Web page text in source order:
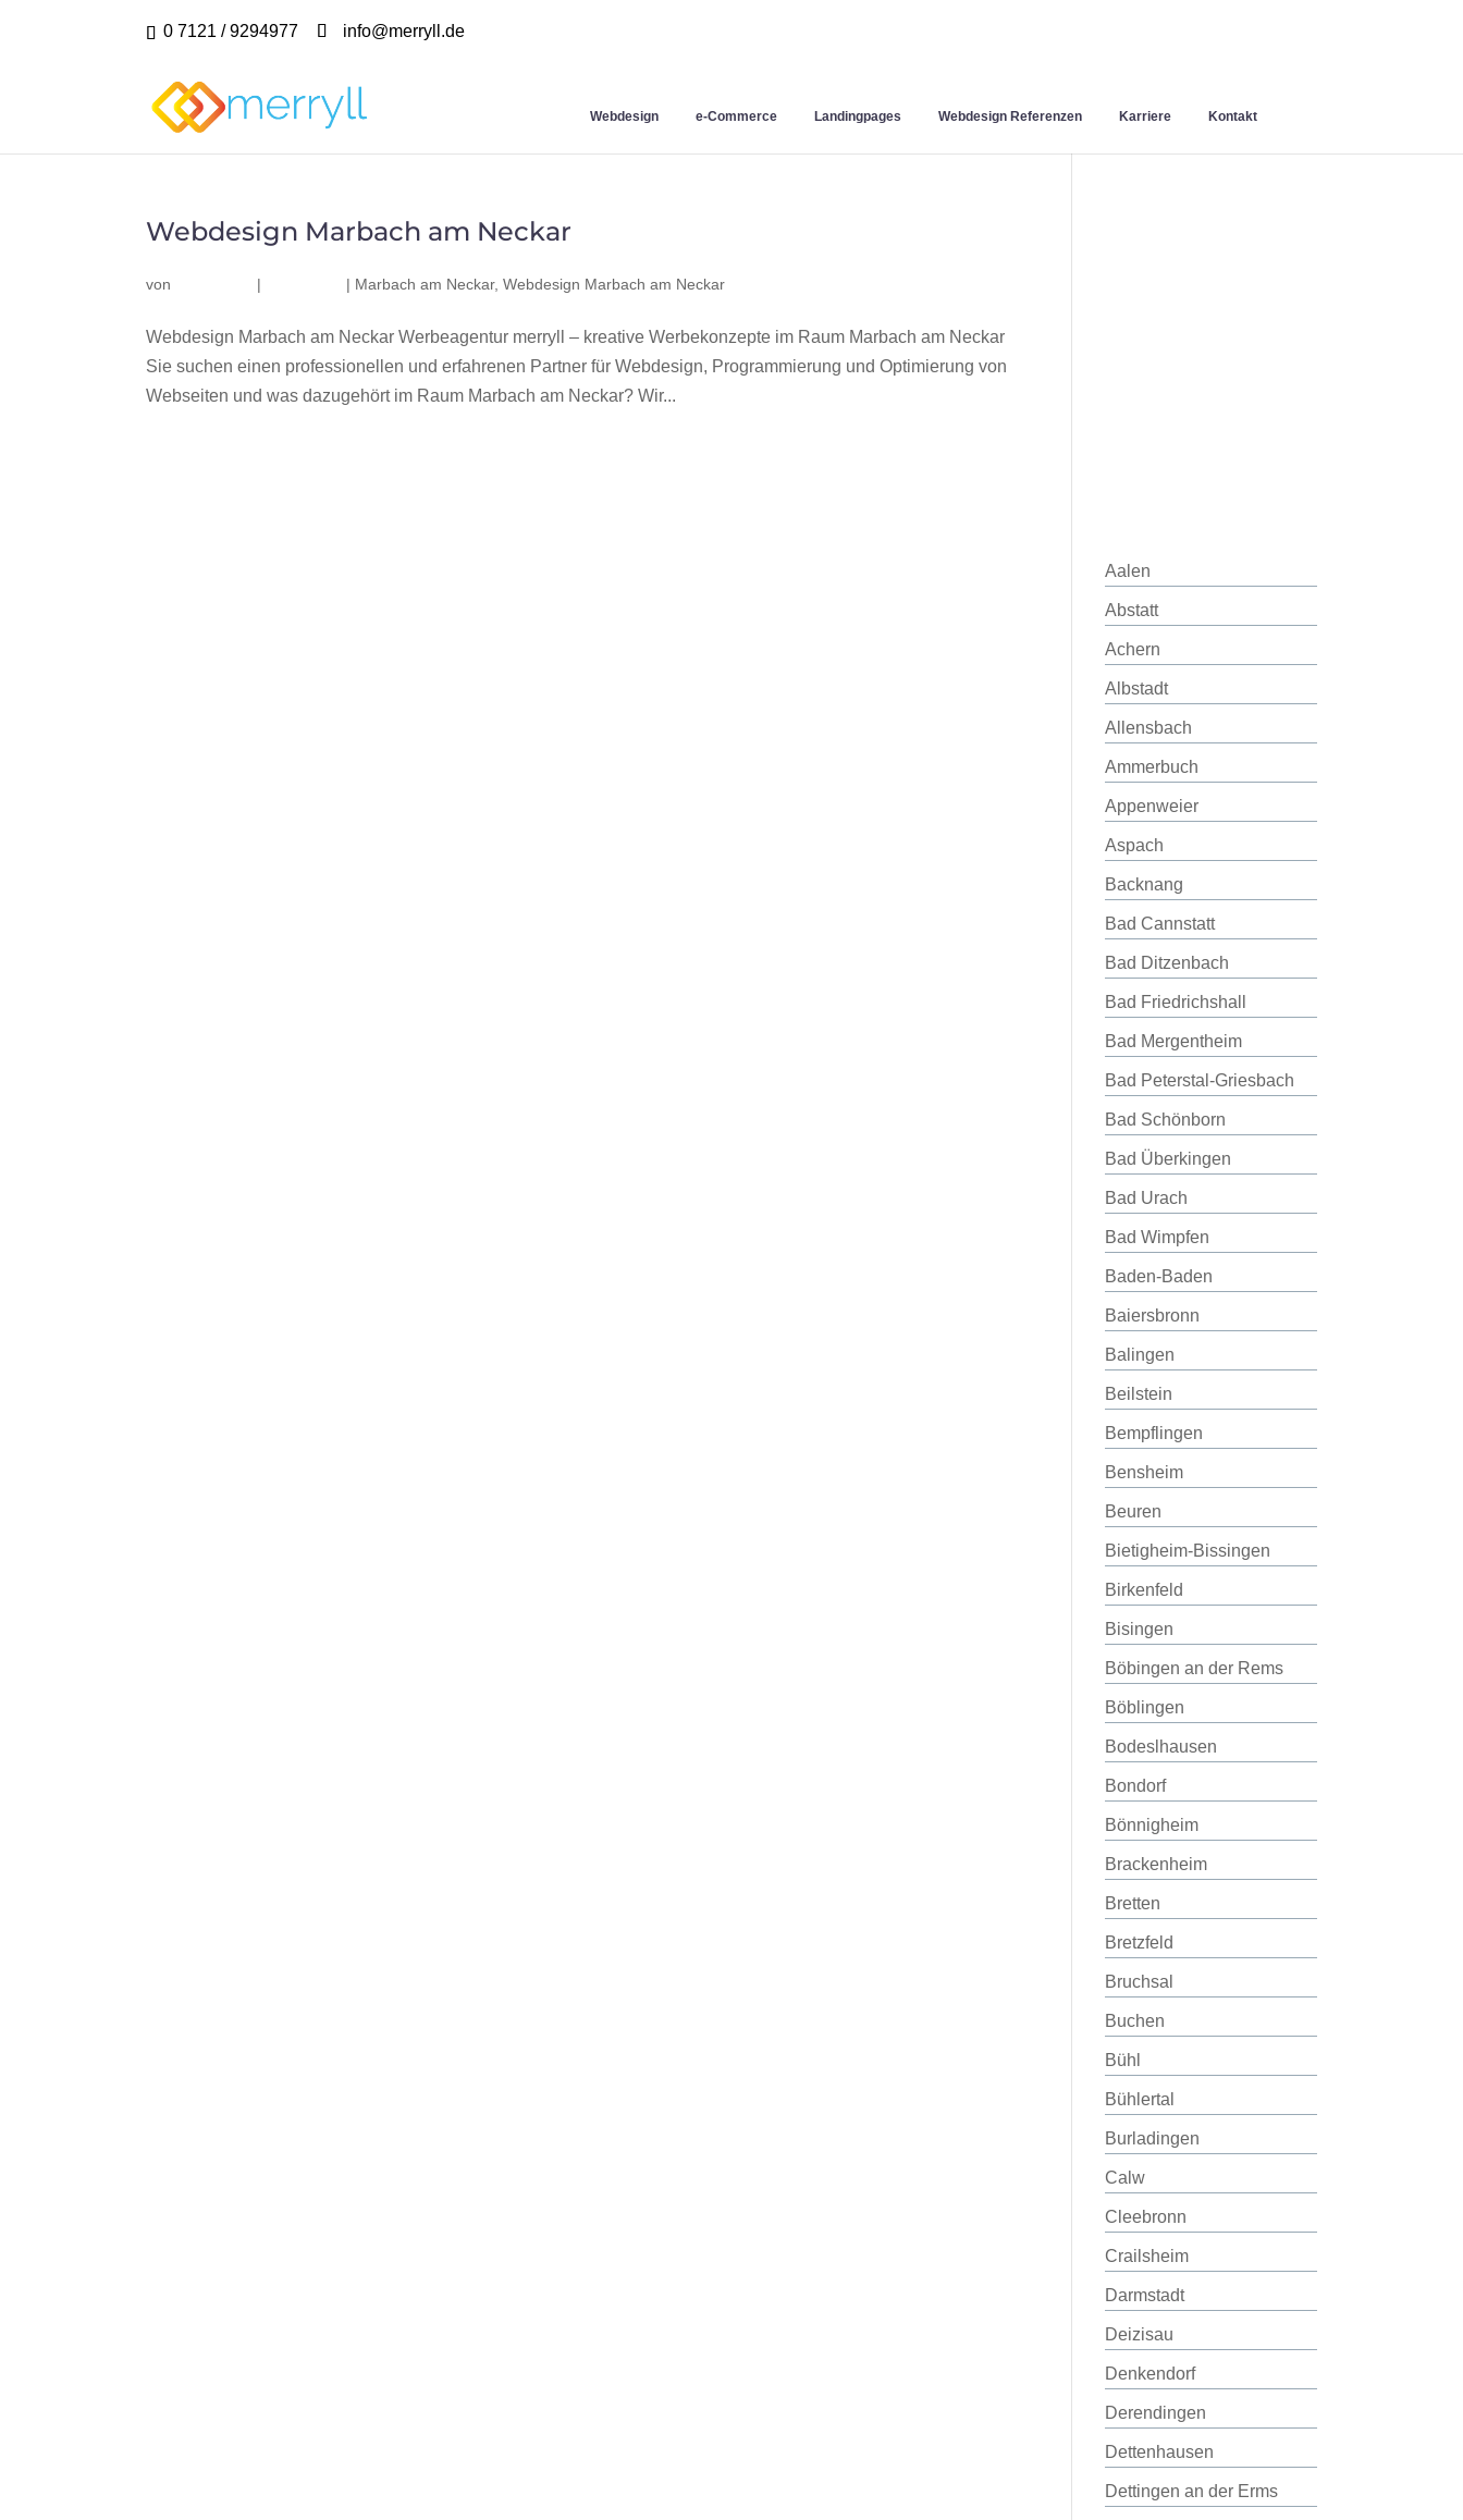
0 7121 / 9294977 info@merryll.de
Webdesign e-Commerce Landingpages Webdesign Referenzen Karriere Kontakt
Webdesign Marbach am Neckar
von | | Marbach am Neckar,Webdesign Marbach am Neckar
Webdesign Marbach am Neckar Werbeagentur merryll – kreative Werbekonzepte im Raum Marbach am Neckar
Sie suchen einen professionellen und erfahrenen Partner für Webdesign, Programmierung und Optimierung von
Webseiten und was dazugehört im Raum Marbach am Neckar? Wir...
Aalen
Abstatt
Achern
Albstadt
Allensbach
Ammerbuch
Appenweier
Aspach
Backnang
Bad Cannstatt
Bad Ditzenbach
Bad Friedrichshall
Bad Mergentheim
Bad Peterstal-Griesbach
Bad Schönborn
Bad Überkingen
Bad Urach
Bad Wimpfen
Baden-Baden
Baiersbronn
Balingen
Beilstein
Bempflingen
Bensheim
Beuren
Bietigheim-Bissingen
Birkenfeld
Bisingen
Böbingen an der Rems
Böblingen
Bodeslhausen
Bondorf
Bönnigheim
Brackenheim
Bretten
Bretzfeld
Bruchsal
Buchen
Bühl
Bühlertal
Burladingen
Calw
Cleebronn
Crailsheim
Darmstadt
Deizisau
Denkendorf
Derendingen
Dettenhausen
Dettingen an der Erms